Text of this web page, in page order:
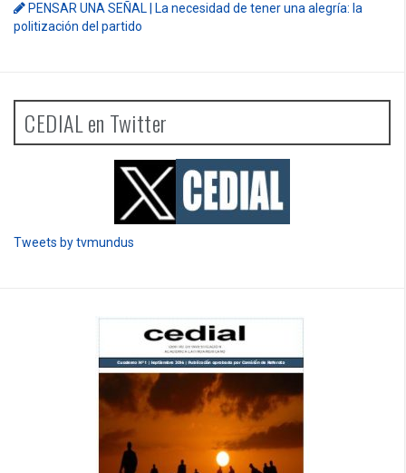
PENSAR UNA SEÑAL | La necesidad de tener una alegría: la
politización del partido
CEDIAL en Twitter
Tweets by tvmundus